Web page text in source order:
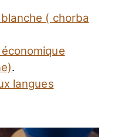
( chorba
.
langues